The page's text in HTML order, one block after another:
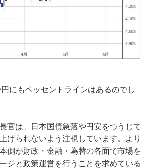
にもベッセントラインはあるのでし
官は、日本国債急落や円安をつうじて
げられないよう注視しています。より
側が財政・金融・為替の各面で市場を
ジと政策運営を行うことを求めている